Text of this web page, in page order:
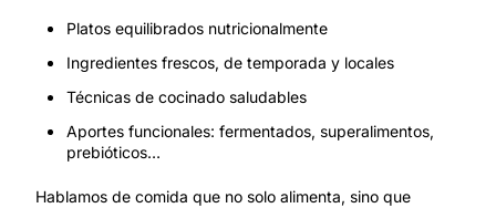
Platos equilibrados nutricionalmente
Ingredientes frescos, de temporada y locales
Técnicas de cocinado saludables
Aportes funcionales: fermentados, superalimentos,
prebióticos…
Hablamos de comida que no solo alimenta, sino que